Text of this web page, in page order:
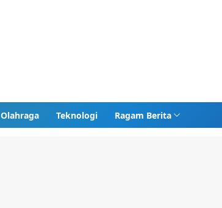
Olahraga Teknologi Ragam Berita